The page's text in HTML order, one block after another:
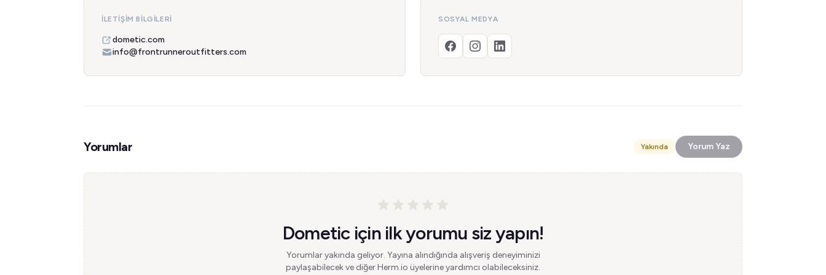
İLETIŞIM BILGILERI
dometic.com
info@frontrunneroutfitters.com
SOSYAL MEDYA
Yorumlar Yakında Yorum Yaz
Dometic için ilk yorumu siz yapın!
Yorumlar yakında geliyor. Yayına alındığında alışveriş deneyiminizi
paylaşabilecek ve diğer Herm.io üyelerine yardımcı olabileceksiniz.